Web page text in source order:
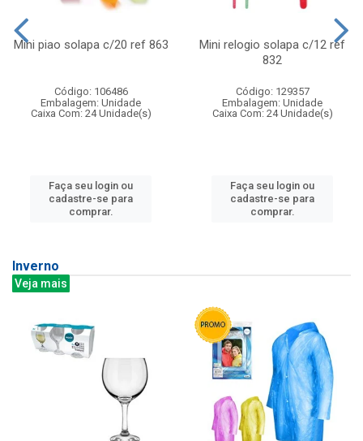
Mini piao solapa c/20 ref 863
Código: 106486
Embalagem: Unidade
Caixa Com: 24 Unidade(s)
Faça seu login ou
cadastre-se para
comprar.
Mini relogio solapa c/12 ref
832
Código: 129357
Embalagem: Unidade
Caixa Com: 24 Unidade(s)
Faça seu login ou
cadastre-se para
comprar.
Inverno
Veja mais